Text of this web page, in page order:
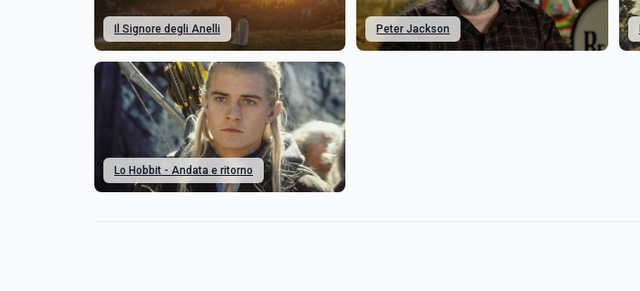
Il Signore degli Anelli Peter Jackson
Lo Hobbit - Andata e ritorno